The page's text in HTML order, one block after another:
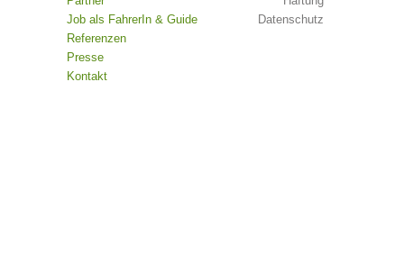
Job als FahrerIn & Guide
Referenzen
Presse
Kontakt
Datenschutz